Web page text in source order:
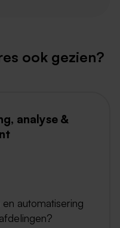
ook gezien?
analyse &
automatisering